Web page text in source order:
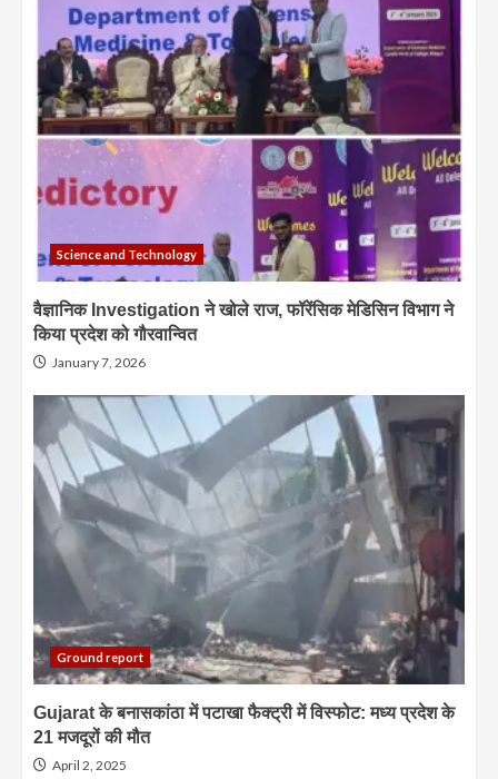
Science and Technology
वैज्ञानिक Investigation ने खोले राज, फॉरेंसिक मेडिसिन विभाग ने
किया प्रदेश को गौरवान्वित
January 7, 2026
Ground report
Gujarat के बनासकांठा में पटाखा फैक्ट्री में विस्फोट: मध्य प्रदेश के
21 मजदूरों की मौत
April 2, 2025